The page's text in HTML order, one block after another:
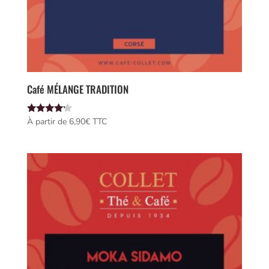
Café MÉLANGE TRADITION
Note
4.00
À partir de 6,90€ TTC